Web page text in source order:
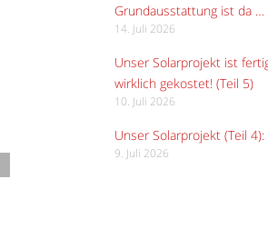
Grundausstattung ist da …
14. Juli 2026
Unser Solarprojekt ist
wirklich gekostet! (Teil 5)
10. Juli 2026
Unser Solarprojekt (Teil
9. Juli 2026